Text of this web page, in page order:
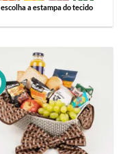
escolha a estampa do tecido